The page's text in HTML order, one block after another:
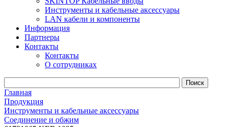
Инструменты и кабельные аксессуары
LAN кабели и компоненты
Информация
Партнеры
Контакты
Контакты
О сотрудниках
Главная
Продукция
Инструменты и кабельные аксессуары
Соединение и обжим